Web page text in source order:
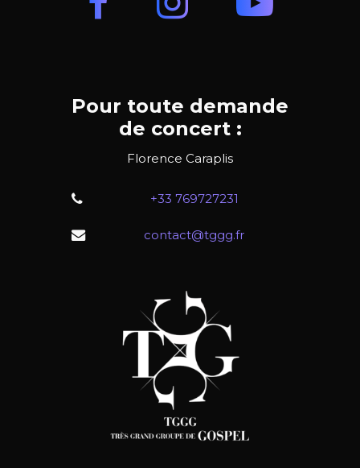
Pour toute demande
de concert :
Florence Caraplis
+33 769727231
contact@tggg.fr